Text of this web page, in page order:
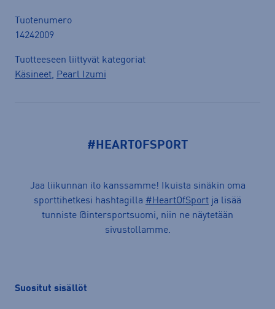
Tuotenumero
14242009
Tuotteeseen liittyvät kategoriat
Käsineet, Pearl Izumi
#HEARTOFSPORT
Jaa liikunnan ilo kanssamme! Ikuista sinäkin oma
sporttihetkesi hashtagilla #HeartOfSport ja lisää
tunniste @intersportsuomi, niin ne näytetään
sivustollamme.
Suositut sisällöt